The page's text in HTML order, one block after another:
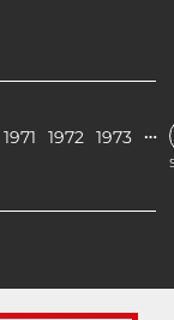
1971 1972 1973 …